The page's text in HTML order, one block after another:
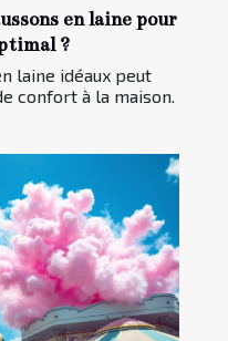
en laine pour
?
laine idéaux peut
confort à la maison.